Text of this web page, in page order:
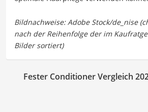
Fester Conditioner Vergleich